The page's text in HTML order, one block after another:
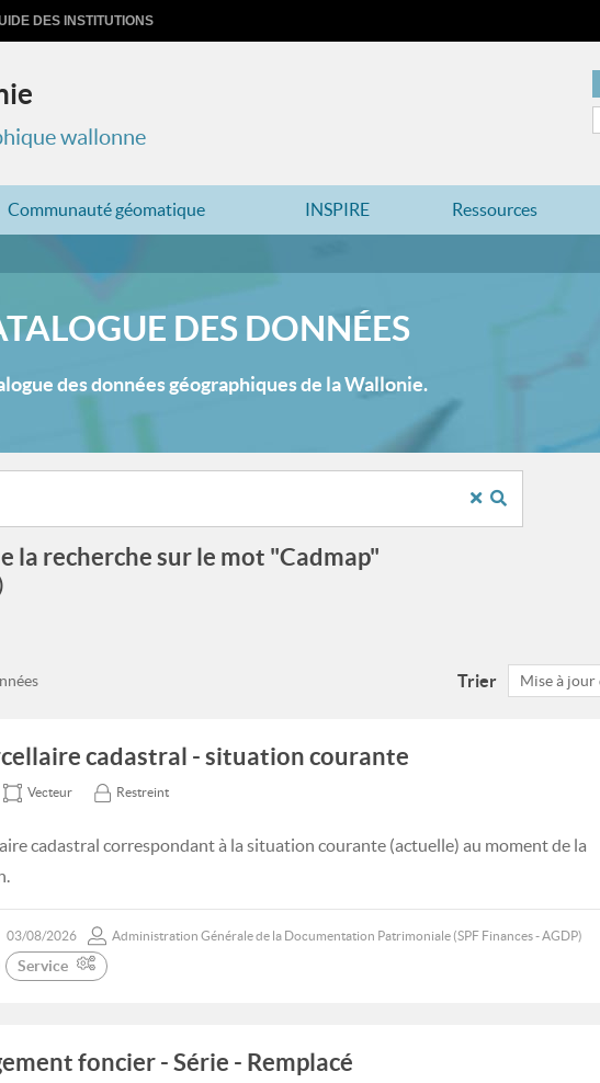
DES INSTITUTIONS
wallonne
Communauté géomatique INSPIRE Ressources
DES DONNÉES
des données géographiques de la Wallonie.
la recherche sur le mot "Cadmap"
Trier Mise à jour
cadastral - situation courante
Vecteur Restreint
cadastral correspondant à la situation courante (actuelle) au moment de la
03/08/2026 Administration Générale de la Documentation Patrimoniale (SPF Finances - AGDP)
Service
foncier - Série - Remplacé